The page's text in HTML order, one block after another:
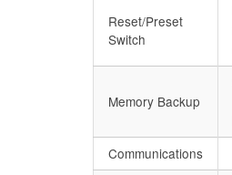
Reset/Preset
Switch
Memory Backup
Communications